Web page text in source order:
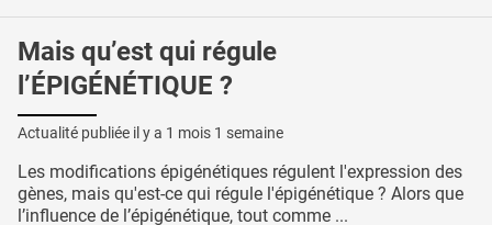
Mais qu’est qui régule
l’ÉPIGÉNÉTIQUE ?
Actualité publiée il y a 1 mois 1 semaine
Les modifications épigénétiques régulent l'expression des
gènes, mais qu'est-ce qui régule l'épigénétique ? Alors que
l’influence de l’épigénétique, tout comme ...